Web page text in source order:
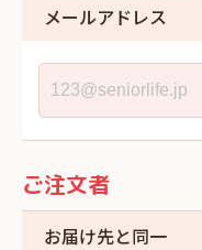
メールアドレス
ご注文者
お届け先と同一